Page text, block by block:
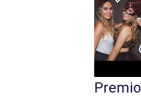
Bantokens 2020 -